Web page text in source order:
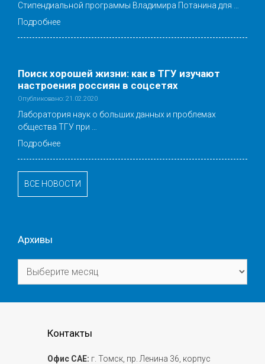
Стипендиальной программы Владимира Потанина для …
Подробнее
Поиск хорошей жизни: как в ТГУ изучают
настроения россиян в соцсетях
Опубликовано: 21.02.2020
Лаборатория наук о больших данных и проблемах
общества ТГУ при …
Подробнее
ВСЕ НОВОСТИ
Архивы
Контакты
Офис САЕ: г. Томск, пр. Ленина 36, корпус